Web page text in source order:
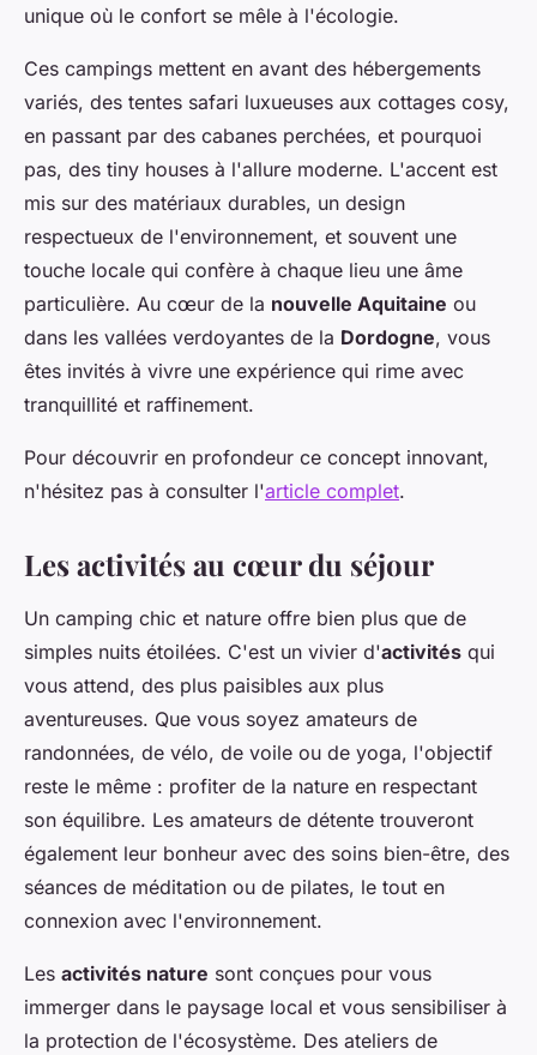
unique où le confort se mêle à l'écologie.
Ces campings mettent en avant des hébergements
variés, des tentes safari luxueuses aux cottages cosy,
en passant par des cabanes perchées, et pourquoi
pas, des tiny houses à l'allure moderne. L'accent est
mis sur des matériaux durables, un design
respectueux de l'environnement, et souvent une
touche locale qui confère à chaque lieu une âme
particulière. Au cœur de la nouvelle Aquitaine ou
dans les vallées verdoyantes de la Dordogne, vous
êtes invités à vivre une expérience qui rime avec
tranquillité et raffinement.
Pour découvrir en profondeur ce concept innovant,
n'hésitez pas à consulter l'article complet.
Les activités au cœur du séjour
Un camping chic et nature offre bien plus que de
simples nuits étoilées. C'est un vivier d'activités qui
vous attend, des plus paisibles aux plus
aventureuses. Que vous soyez amateurs de
randonnées, de vélo, de voile ou de yoga, l'objectif
reste le même : profiter de la nature en respectant
son équilibre. Les amateurs de détente trouveront
également leur bonheur avec des soins bien-être, des
séances de méditation ou de pilates, le tout en
connexion avec l'environnement.
Les activités nature sont conçues pour vous
immerger dans le paysage local et vous sensibiliser à
la protection de l'écosystème. Des ateliers de